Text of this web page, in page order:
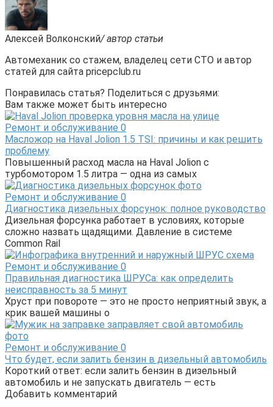
Алексей Волконский/ автор статьи
Автомеханик со стажем, владелец сети СТО и автор
статей для сайта pricepclub.ru
Понравилась статья? Поделиться с друзьями:
Вам также может быть интересно
Ремонт и обслуживание 0
Масложор на Haval Jolion 1.5 TSI: причины и как решить
проблему
Повышенный расход масла на Haval Jolion с
турбомотором 1.5 литра — одна из самых
Ремонт и обслуживание 0
Диагностика дизельных форсунок: полное руководство
Дизельная форсунка работает в условиях, которые
сложно назвать щадящими. Давление в системе
Common Rail
Ремонт и обслуживание 0
Правильная диагностика ШРУСа: как определить
неисправность за 5 минут
Хруст при повороте — это не просто неприятный звук, а
крик вашей машины о
Ремонт и обслуживание 0
Что будет, если залить бензин в дизельный автомобиль
Короткий ответ: если залить бензин в дизельный
автомобиль и не запускать двигатель — есть
Добавить комментарий